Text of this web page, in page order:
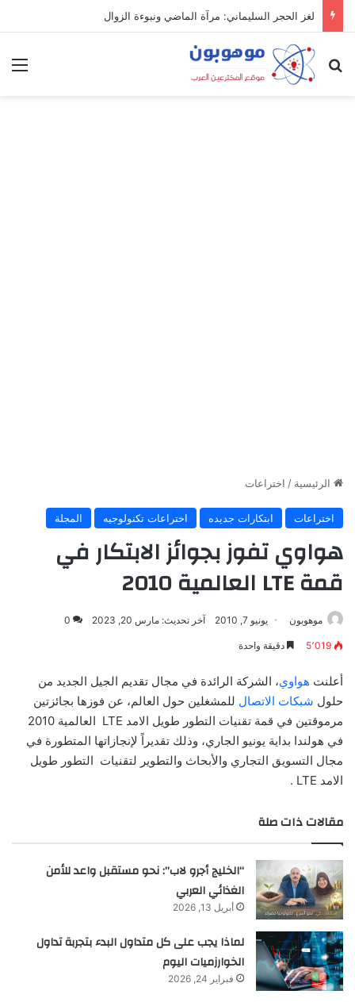
لغز الحجر السليماني: مرآة الماضي ونبوءة الزوال
بحث عن
الرئيسية / اختراعات
اختراعات ابتكارات جديده اختراعات تكنولوجيه المجلة
هواوي تفوز بجوائز الابتكار في
قمة LTE العالمية 2010
موهوبون يونيو 7, 2010 آخر تحديث: مارس 20, 2023 0
5٬019 دقيقة واحدة
أعلنت هواوي، الشركة الرائدة في مجال تقديم الجيل الجديد من
حلول شبكات الاتصال للمشغلين حول العالم، عن فوزها بجائزتين
مرموقتين في قمة تقنيات التطور طويل الامد LTE العالمية 2010
في هولندا بداية يونيو الجاري، وذلك تقديراً لإنجازاتها المتطورة في
مجال التسويق التجاري والأبحاث والتطوير لتقنيات التطور طويل
الامد LTE .
مقالات ذات صلة
“الخليج أجرو لاب”: نحو مستقبل واعد للأمن
الغذائي العربي
أبريل 13, 2026
لماذا يجب على كل متداول البدء بتجربة تداول
الخوارزميات اليوم
فبراير 24, 2026